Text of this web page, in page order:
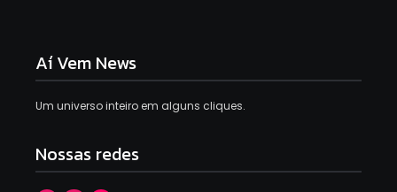
Aí Vem News
Um universo inteiro em alguns cliques.
Nossas redes